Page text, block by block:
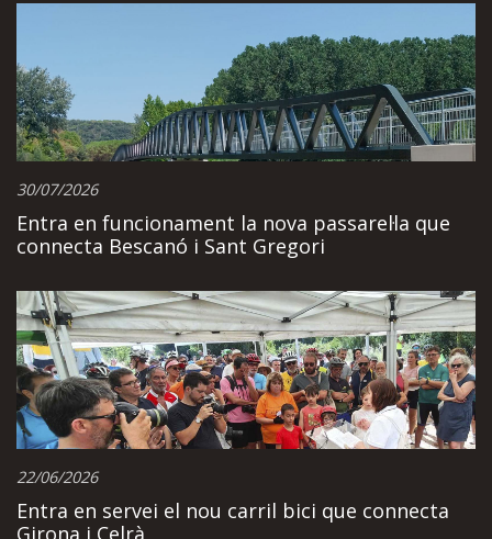
30/07/2026
Entra en funcionament la nova passarel·la que
connecta Bescanó i Sant Gregori
22/06/2026
Entra en servei el nou carril bici que connecta
Girona i Celrà